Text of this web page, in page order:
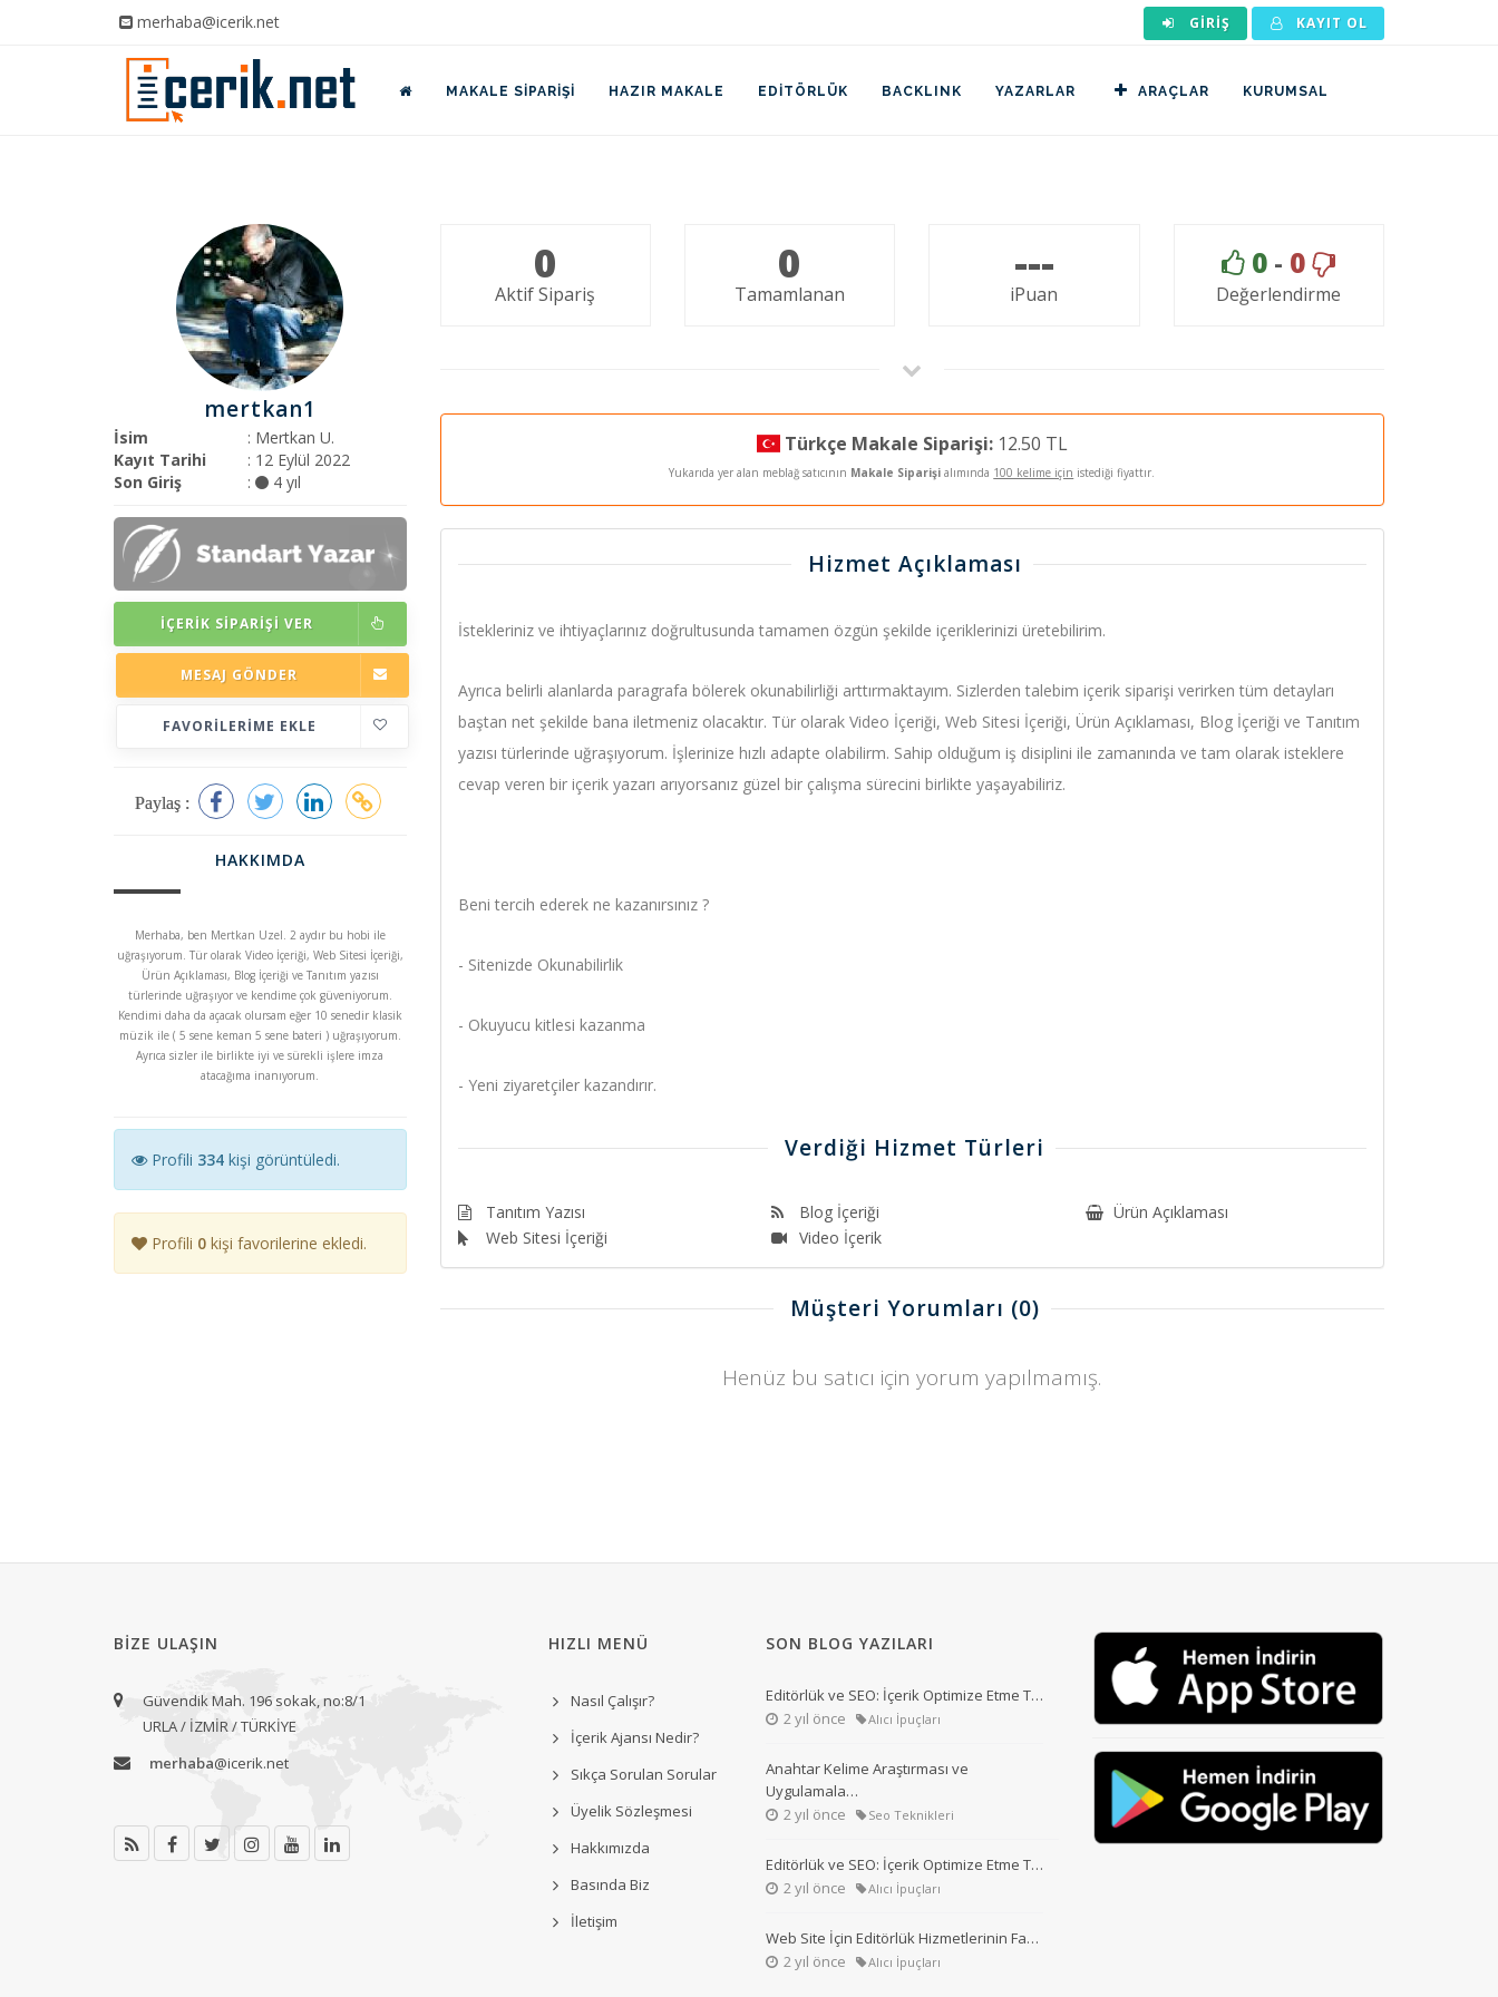
merhaba@icerik.net GIRIŞ KAYIT OL
MAKALE SIPARIŞI HAZIR MAKALE EDITÖRLÜK BACKLINK YAZARLAR ARAÇLAR KURUMSAL
mertkan1
İsim
: Mertkan U.
Kayıt Tarihi
: 12 Eylül 2022
Son Giriş
: 4 yıl
İÇERIK SIPARIŞI VER
MESAJ GÖNDER
FAVORILERIME EKLE
Paylaş :
HAKKIMDA
Merhaba, ben Mertkan Uzel. 2 aydır bu hobi ile
uğraşıyorum. Tür olarak Video İçeriği, Web Sitesi İçeriği,
Ürün Açıklaması, Blog İçeriği ve Tanıtım yazısı
türlerinde uğraşıyor ve kendime çok güveniyorum.
Kendimi daha da açacak olursam eğer 10 senedir klasik
müzik ile ( 5 sene keman 5 sene bateri ) uğraşıyorum.
Ayrıca sizler ile birlikte iyi ve sürekli işlere imza
atacağıma inanıyorum.
Profili 334 kişi görüntüledi.
Profili 0 kişi favorilerine ekledi.
0
Aktif Sipariş
0
Tamamlanan
---
iPuan
0 - 0
Değerlendirme
Türkçe Makale Siparişi:12.50 TL
Yukarıda yer alan meblağ satıcının Makale Siparişi alımında 100 kelime için istediği fiyattır.
Hizmet Açıklaması
İstekleriniz ve ihtiyaçlarınız doğrultusunda tamamen özgün şekilde içeriklerinizi üretebilirim.
Ayrıca belirli alanlarda paragrafa bölerek okunabilirliği arttırmaktayım. Sizlerden talebim içerik siparişi verirken tüm detayları
baştan net şekilde bana iletmeniz olacaktır. Tür olarak Video İçeriği, Web Sitesi İçeriği, Ürün Açıklaması, Blog İçeriği ve Tanıtım
yazısı türlerinde uğraşıyorum. İşlerinize hızlı adapte olabilirm. Sahip olduğum iş disiplini ile zamanında ve tam olarak isteklere
cevap veren bir içerik yazarı arıyorsanız güzel bir çalışma sürecini birlikte yaşayabiliriz.
Beni tercih ederek ne kazanırsınız ?
- Sitenizde Okunabilirlik
- Okuyucu kitlesi kazanma
- Yeni ziyaretçiler kazandırır.
Verdiği Hizmet Türleri
Tanıtım Yazısı Blog İçeriği
Ürün Açıklaması
Web Sitesi İçeriği
Video İçerik
Müşteri Yorumları (0)
Henüz bu satıcı için yorum yapılmamış.
BIZE ULAŞIN
Güvendik Mah. 196 sokak, no:8/1
URLA / İZMİR / TÜRKİYE
merhaba@icerik.net
HIZLI MENÜ
Nasıl Çalışır?
İçerik Ajansı Nedir?
Sıkça Sorulan Sorular
Üyelik Sözleşmesi
Hakkımızda
Basında Biz
İletişim
SON BLOG YAZILARI
Editörlük ve SEO: İçerik Optimize Etme T…
2 yıl önce
Alıcı İpuçları
Anahtar Kelime Araştırması ve
Uygulamala…
2 yıl önce
Seo Teknikleri
Editörlük ve SEO: İçerik Optimize Etme T…
2 yıl önce
Alıcı İpuçları
Web Site İçin Editörlük Hizmetlerinin Fa…
2 yıl önce
Alıcı İpuçları